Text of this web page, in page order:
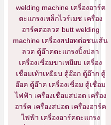
welding machine เครื่องอาร์ค
ตะแกรงเหล็กไวร์เมช เครื่อง
อาร์คต่อลวด butt welding
machine เครื่องสปอทต่อชนเส้น
ลวด ตู้อ๊าคตะแกรงปิ้งปลา
เครื่องเชื่อมขาเหยียบ เครื่อง
เชื่อมเท้าเหยียบ ตู้อ๊อก ตู้อ๊าก ตู้
อ๊อค ตู้อ๊าค เครื่องเชื่อม ตู้เชื่อม
ไฟฟ้า เครื่องเชื่อมสปอต เครื่อง
อาร์ค เครื่องสปอต เครื่องอาร์ค
ไฟฟ้า เครื่องอาร์คตะแกรง